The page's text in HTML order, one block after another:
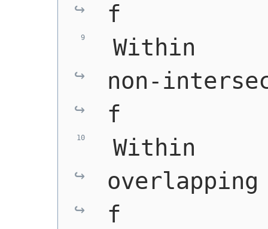
f
Within
non-
f
Within
f